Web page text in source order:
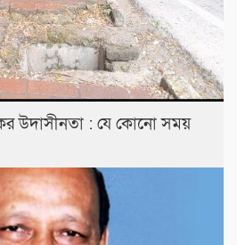
উদাসীনতা : যে কোনো সময়